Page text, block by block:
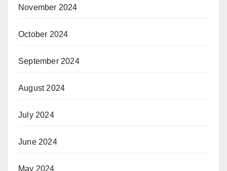
November 2024
October 2024
September 2024
August 2024
July 2024
June 2024
May 2024